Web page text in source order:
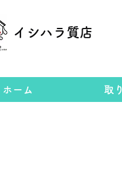
イシハラ質店
ホーム 取